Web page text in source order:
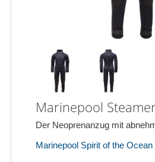
Marinepool
Der Neoprenanzug mit
Marinepool Spirit of the Ocean